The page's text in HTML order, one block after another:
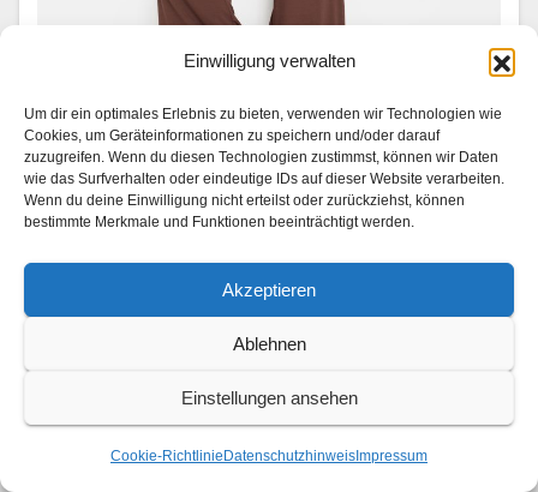
Einwilligung verwalten
Um dir ein optimales Erlebnis zu bieten, verwenden wir Technologien wie
Cookies, um Geräteinformationen zu speichern und/oder darauf
zuzugreifen. Wenn du diesen Technologien zustimmst, können wir Daten
wie das Surfverhalten oder eindeutige IDs auf dieser Website verarbeiten.
Wenn du deine Einwilligung nicht erteilst oder zurückziehst, können
bestimmte Merkmale und Funktionen beeinträchtigt werden.
Akzeptieren
Ablehnen
Einstellungen ansehen
Cookie-Richtlinie Datenschutzhinweis Impressum
LSCN by Lascana launcht erste
Pilates-Kollektion
2. AUGUST 2026
Las­cana droppt erst­mals eine eigene Pilates-Kollek­
tion – und bringt damit einen neuen Rhyth­mus in den
Stu­dio-All­t­ag. Die Lin­ie vere­int sportliche Funk­tion­al­